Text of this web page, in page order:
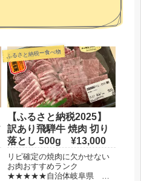
ふるさと納税ー食べ物
【ふるさと納税2025】
訳あり飛騨牛 焼肉 切り
落とし 500g ¥13,000
リピ確定の焼肉に欠かせない
お肉おすすめランク
★★★★★自治体岐阜県 本